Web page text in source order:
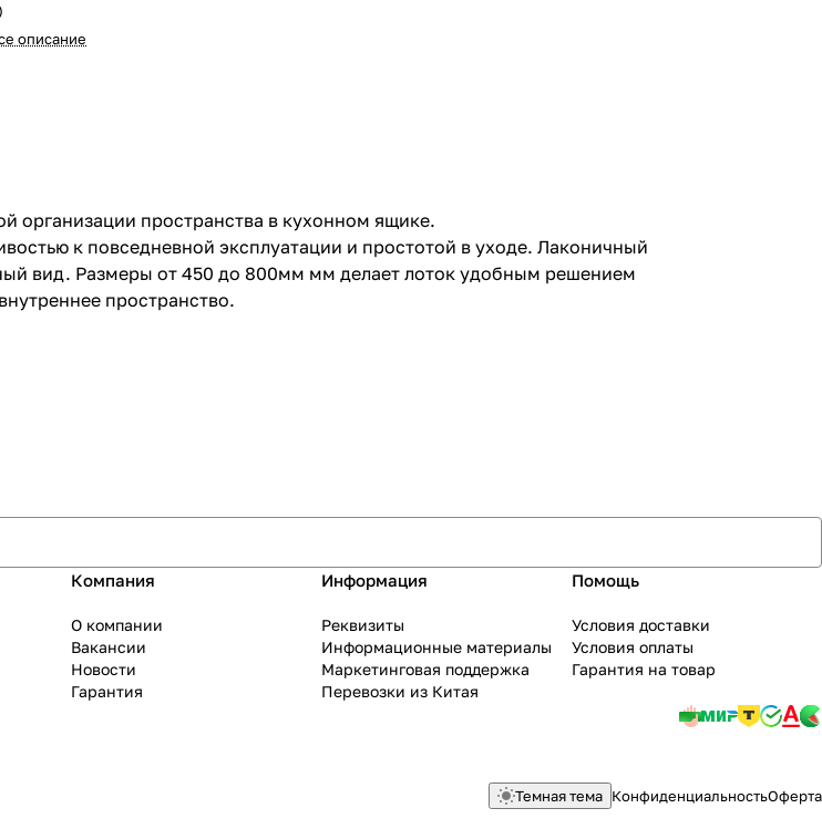
описание
организации пространства в кухонном ящике.
к повседневной эксплуатации и простотой в уходе. Лаконичный
вид. Размеры от 450 до 800мм мм делает лоток удобным решением
пространство.
Компания
О компании
Вакансии
Новости
Гарантия
Информация
Реквизиты
Информационные материалы
Маркетинговая поддержка
Перевозки из Китая
Помощь
Условия доставки
Условия оплаты
Гарантия на товар
Темная тема КонфиденциальностьОферта